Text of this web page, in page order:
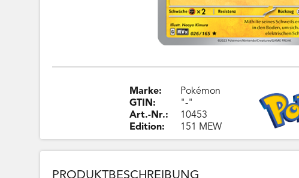
Marke:
GTIN:
Art.-Nr.:
Edition:
Pokémon
"-"
10453
151 MEW
PRODUKTBESCHREIBUNG